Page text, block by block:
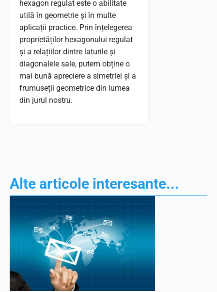
hexagon regulat este o abilitate
utilă în geometrie și în multe
aplicații practice. Prin înțelegerea
proprietăților hexagonului regulat
și a relațiilor dintre laturile și
diagonalele sale, putem obține o
mai bună apreciere a simetriei și a
frumuseții geometrice din lumea
din jurul nostru.
Alte articole interesante...